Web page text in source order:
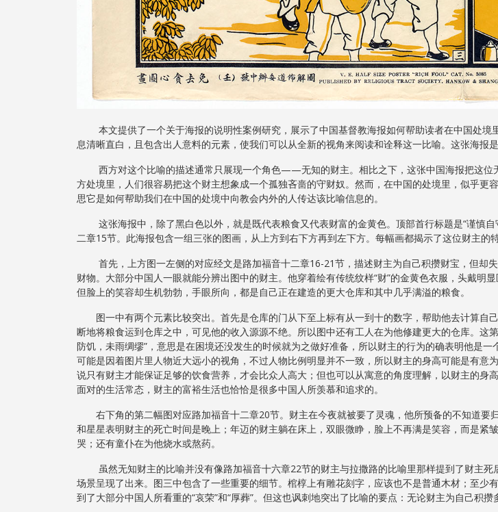
本文提供了一个关于海报的说明性案例研究，展示了中国基督教海报如何帮助读者在中国处境
息清晰直白，且包含出人意料的元素，使我们可以从全新的视角来阅读和诠释这一比喻。这张海报
西方对这个比喻的描述通常只展现一个角色——无知的财主。相比之下，这张中国海报把这位
方处境里，人们很容易把这个财主想象成一个孤独吝啬的守财奴。然而，在中国的处境里，似乎
思它是如何帮助我们在中国的处境中向教会内外的人传达该比喻信息的。
这张海报中，除了黑白色以外，就是既代表粮食又代表财富的金黄色。顶部首行标题是“谨慎
二章15节。此海报包含一组三张的图画，从上方到右下方再到左下方。每幅画都揭示了这位财主的
首先，上方图一左侧的对应经文是路加福音十二章16-21节，描述财主为自己积攒财宝，但却
财物。大部分中国人一眼就能分辨出图中的财主。他穿着绘有传统纹样“财”的金黄色衣服，头戴明
但脸上的笑容却生机勃勃，手眼所向，都是自己正在建造的更大仓库和其中几乎满溢的粮食。
图一中有两个元素比较突出。首先是仓库的门从下至上标有从一到十的数字，帮助他去计算自
断地将粮食运到仓库之中，可见他的收入源源不绝。所以图中还有工人在为他修建更大的仓库。这
防饥，未雨绸缪”，意思是在困境还没发生的时候就为之做好准备，所以财主的行为的确表明他是
可能是因着图片里人物近大远小的视角，不过人物比例明显并不一致，所以财主的身高可能是有
说只有财主才能保证足够的饮食营养，才会比众人高大；但也可以从寓意的角度理解，以财主的身
面对的生活常态，财主的富裕生活也恰恰是很多中国人所羡慕和追求的。
右下角的第二幅图对应路加福音十二章20节。财主在今夜就被要了灵魂，他所预备的不知道要
和星星表明财主的死亡时间是晚上；年迈的财主躺在床上，双眼微睁，脸上不再满是笑容，而是
哭；还有童仆在为他烧水或熬药。
虽然无知财主的比喻并没有像路加福音十六章22节的财主与拉撒路的比喻里那样提到了财主死
场景呈现了出来。图三中包含了一些重要的细节。棺椁上有雕花刻字，应该也不是普通木材；至
到了大部分中国人所看重的“哀荣”和“厚葬”。但这也讽刺地突出了比喻的要点：无论财主为自己积